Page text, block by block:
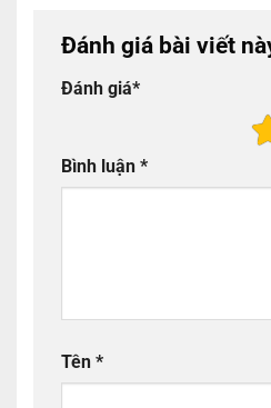
Đánh giá bài viết
Đánh giá*
Bình luận *
Tên *